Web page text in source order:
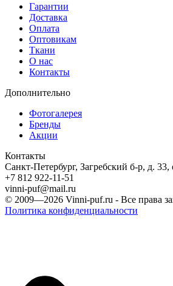
Гарантии
Доставка
Оплата
Оптовикам
Ткани
О нас
Контакты
Дополнительно
Фотогалерея
Бренды
Акции
Контакты
Санкт-Петербург, Загребский б-р, д.
+7 812 922-11-51
vinni-puf@mail.ru
© 2009—2026 Vinni-puf.ru - Все права
Политика конфиденциальности